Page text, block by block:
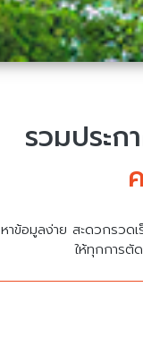
รวมประก
หาข้อมูลง่าย สะดวกรวด
ให้ทุกการตั